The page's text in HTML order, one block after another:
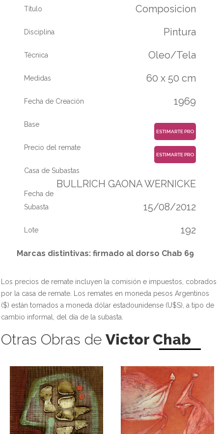
Título Composicion
Disciplina Pintura
Técnica Oleo/Tela
Medidas 60 x 50 cm
Fecha de Creación 1969
Base
ESTIMARTE PRO
Precio del remate
ESTIMARTE PRO
Casa de Subastas
BULLRICH GAONA WERNICKE
Fecha de
Subasta
15/08/2012
Lote 192
Marcas distintivas: firmado al dorso Chab 69
Los precios de remate incluyen la comisión e impuestos, cobrados
por la casa de remate. Los remates en moneda pesos Argentinos
($) están tomados a moneda dólar estadounidense (U$S), a tipo de
cambio informal, del día de la subasta.
Otras Obras de Victor Chab